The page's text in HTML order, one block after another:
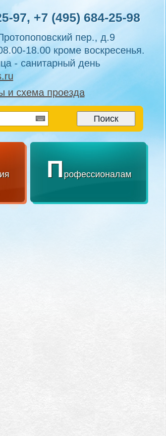
97, +7 (495) 684-25-98
пер., д.9
18.00 кроме воскресенья.
- санитарный день
и схема проезда
Профессионалам